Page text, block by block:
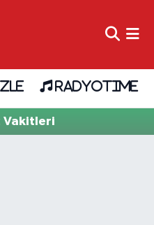
RADYOTIME
Vakitleri